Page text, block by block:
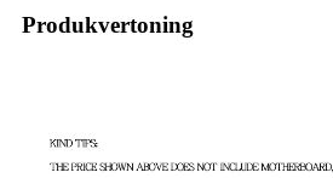
Produkvertoning